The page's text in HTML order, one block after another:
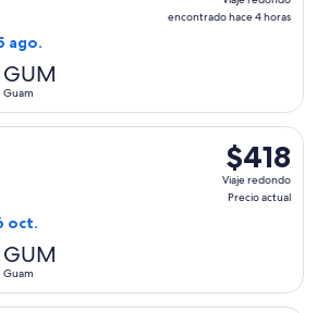
redondo,
encontrado hace 4 horas
ago.
GUM
Guam
$418
Viaje
redondo,
$418
Viaje redondo
Precio actual
oct.
GUM
Guam
Philippine Airlines, con salida el jue,